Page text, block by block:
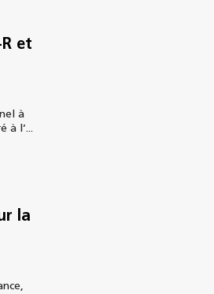
et
à
à l’...
la